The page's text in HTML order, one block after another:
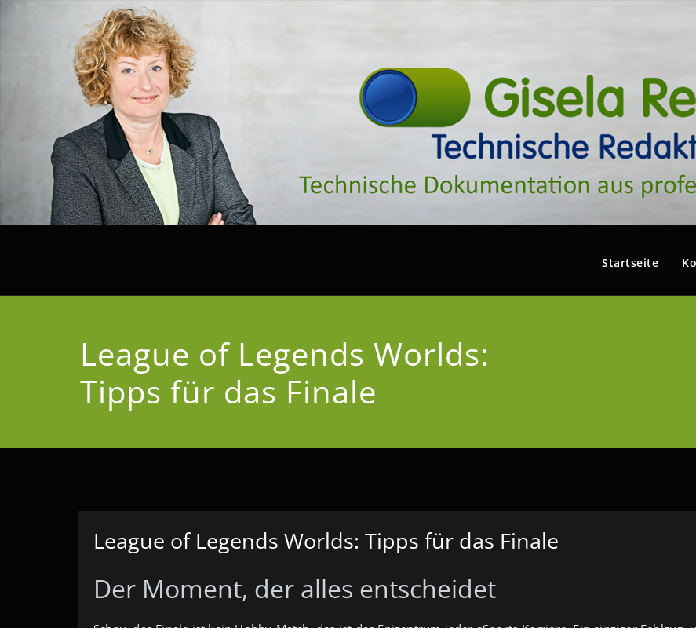
Startseite
League of Legends Worlds:
Tipps für das Finale
League of Legends Worlds: Tipps für das Finale
Der Moment, der alles entscheidet